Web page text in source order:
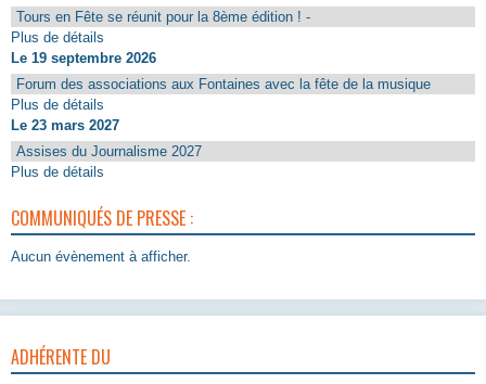
Tours en Fête se réunit pour la 8ème édition ! -
Plus de détails
Le 19 septembre 2026
Forum des associations aux Fontaines avec la fête de la musique
Plus de détails
Le 23 mars 2027
Assises du Journalisme 2027
Plus de détails
COMMUNIQUÉS DE PRESSE :
Aucun évènement à afficher.
ADHÉRENTE DU